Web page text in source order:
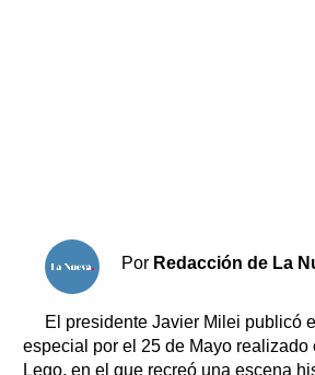
Por Redacción de La
El presidente Javier Milei publicó
especial por el 25 de Mayo realizado
Lego, en el que recreó una escena